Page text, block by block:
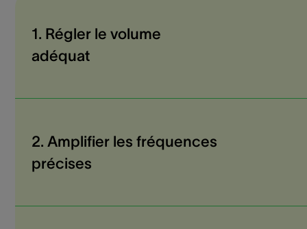
1. Régler le volume
adéquat
2. Amplifier les fréquences
précises